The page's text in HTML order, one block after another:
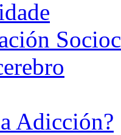
Adicción?